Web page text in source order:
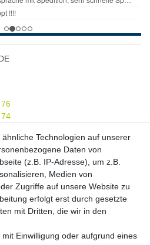
21.00
Technologien auf unserer
Daten von
(z.B. IP-Adresse), um z.B.
Medien von
Zugriffe auf unsere Website zu
erfolgt erst durch gesetzte
mit Dritten, die wir in den
Einwilligung oder aufgrund eines